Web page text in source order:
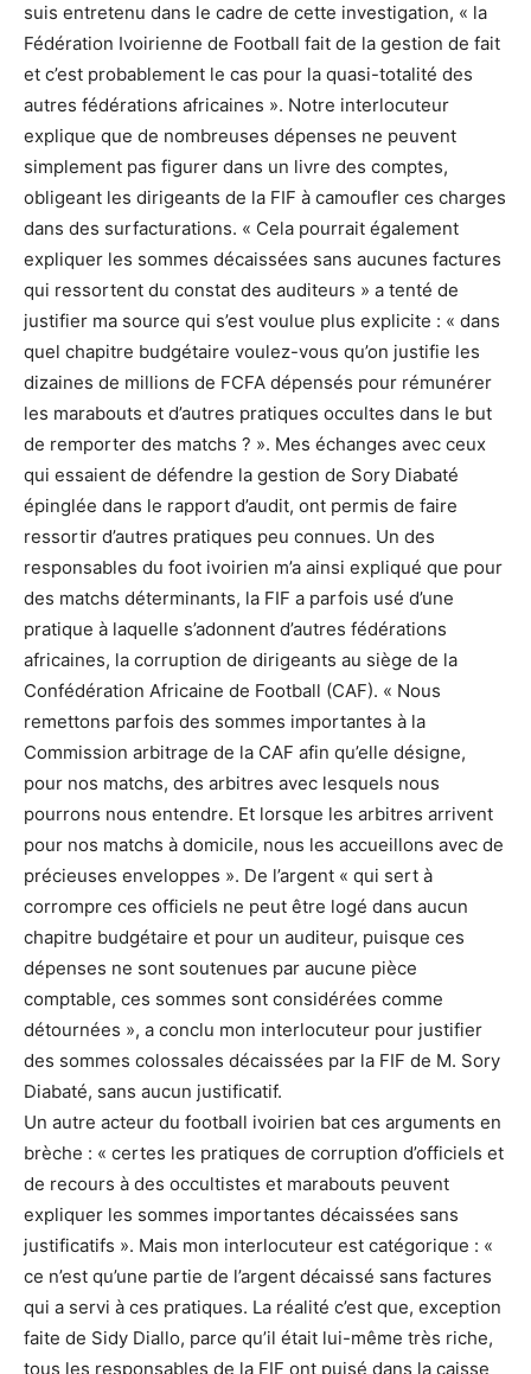
suis entretenu dans le cadre de cette investigation, « la
Fédération Ivoirienne de Football fait de la gestion de fait
et c’est probablement le cas pour la quasi-totalité des
autres fédérations africaines ». Notre interlocuteur
explique que de nombreuses dépenses ne peuvent
simplement pas figurer dans un livre des comptes,
obligeant les dirigeants de la FIF à camoufler ces charges
dans des surfacturations. « Cela pourrait également
expliquer les sommes décaissées sans aucunes factures
qui ressortent du constat des auditeurs » a tenté de
justifier ma source qui s’est voulue plus explicite : « dans
quel chapitre budgétaire voulez-vous qu’on justifie les
dizaines de millions de FCFA dépensés pour rémunérer
les marabouts et d’autres pratiques occultes dans le but
de remporter des matchs ? ». Mes échanges avec ceux
qui essaient de défendre la gestion de Sory Diabaté
épinglée dans le rapport d’audit, ont permis de faire
ressortir d’autres pratiques peu connues. Un des
responsables du foot ivoirien m’a ainsi expliqué que pour
des matchs déterminants, la FIF a parfois usé d’une
pratique à laquelle s’adonnent d’autres fédérations
africaines, la corruption de dirigeants au siège de la
Confédération Africaine de Football (CAF). « Nous
remettons parfois des sommes importantes à la
Commission arbitrage de la CAF afin qu’elle désigne,
pour nos matchs, des arbitres avec lesquels nous
pourrons nous entendre. Et lorsque les arbitres arrivent
pour nos matchs à domicile, nous les accueillons avec de
précieuses enveloppes ». De l’argent « qui sert à
corrompre ces officiels ne peut être logé dans aucun
chapitre budgétaire et pour un auditeur, puisque ces
dépenses ne sont soutenues par aucune pièce
comptable, ces sommes sont considérées comme
détournées », a conclu mon interlocuteur pour justifier
des sommes colossales décaissées par la FIF de M. Sory
Diabaté, sans aucun justificatif.
Un autre acteur du football ivoirien bat ces arguments en
brèche : « certes les pratiques de corruption d’officiels et
de recours à des occultistes et marabouts peuvent
expliquer les sommes importantes décaissées sans
justificatifs ». Mais mon interlocuteur est catégorique : «
ce n’est qu’une partie de l’argent décaissé sans factures
qui a servi à ces pratiques. La réalité c’est que, exception
faite de Sidy Diallo, parce qu’il était lui-même très riche,
tous les responsables de la FIF ont puisé dans la caisse